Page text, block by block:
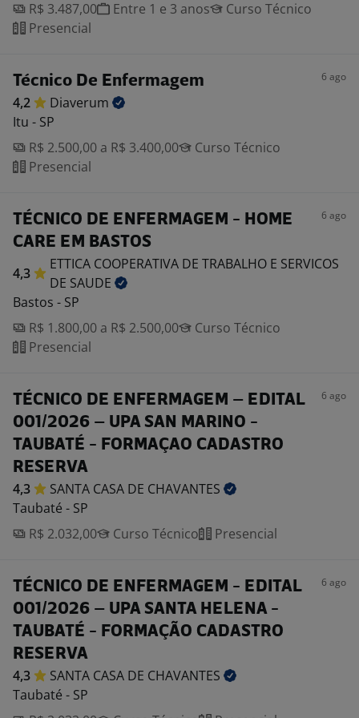
R$ 3.487,00 Entre 1 e 3 anos
Curso Técnico
Presencial
Técnico De Enfermagem 6 ago
4,2
Diaverum
Itu - SP
R$ 2.500,00 a R$ 3.400,00
Curso Técnico
Presencial
TÉCNICO DE ENFERMAGEM - HOME
CARE EM BASTOS
6 ago
4,3
ETTICA COOPERATIVA DE TRABALHO E SERVICOS
DE SAUDE
Bastos - SP
R$ 1.800,00 a R$ 2.500,00
Curso Técnico
Presencial
TÉCNICO DE ENFERMAGEM – EDITAL
001/2026 – UPA SAN MARINO -
TAUBATÉ - FORMAÇAO CADASTRO
RESERVA
6 ago
4,3 SANTA CASA DE CHAVANTES
Taubaté - SP
R$ 2.032,00
Curso Técnico Presencial
TÉCNICO DE ENFERMAGEM - EDITAL
001/2026 – UPA SANTA HELENA -
TAUBATÉ - FORMAÇÃO CADASTRO
RESERVA
6 ago
4,3 SANTA CASA DE CHAVANTES
Taubaté - SP